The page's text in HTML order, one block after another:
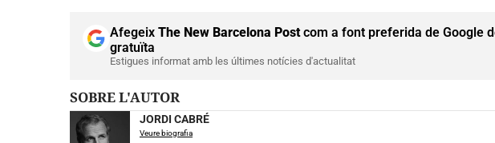
Afegeix The New Barcelona Postcom a font preferida de Google
gratuïta
Estigues informat amb les últimes notícies d'actualitat
SOBRE L'AUTOR
JORDI CABRÉ
Veure biografia